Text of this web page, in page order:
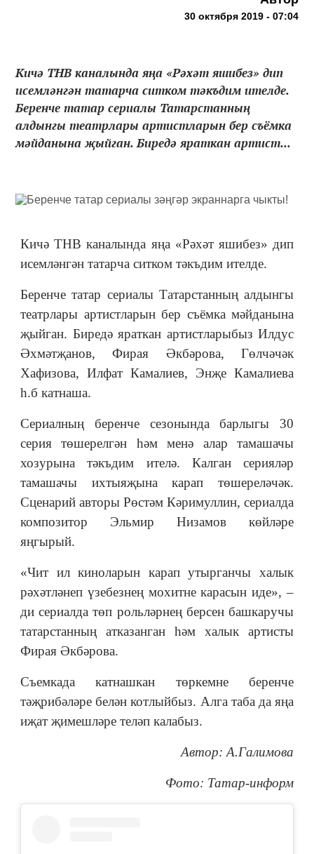
30 октября 2019 - 07:04
Кичә ТНВ каналында яңа «Рәхәт яшибез» дип
исемләнгән татарча ситком тәкъдим ителде.
Беренче татар сериалы Татарстанның
алдынгы театрлары артистларын бер съёмка
мәйданына җыйган. Биредә яраткан артист...
Кичә ТНВ каналында яңа «Рәхәт яшибез» дип
исемләнгән татарча ситком тәкъдим ителде.
Беренче татар сериалы Татарстанның алдынгы
театрлары артистларын бер съёмка мәйданына
җыйган. Биредә яраткан артистларыбыз Илдус
Әхмәтҗанов, Фирая Әкбәрова, Гөлчәчәк
Хафизова, Илфат Камалиев, Энҗе Камалиева
һ.б катнаша.
Сериалның беренче сезонында барлыгы 30
серия төшерелгән һәм менә алар тамашачы
хозурына тәкъдим ителә. Калган серияләр
тамашачы ихтыяҗына карап төшереләчәк.
Сценарий авторы Рөстәм Кәримуллин, сериалда
композитор Эльмир Низамов көйләре
яңгырый.
«Чит ил киноларын карап утырганчы халык
рәхәтләнеп үзебезнең мохитне карасын иде», –
ди сериалда төп рольләрнең берсен башкаручы
татарстанның атказанган һәм халык артисты
Фирая Әкбәрова.
Съемкада катнашкан төркемне беренче
тәҗрибәләре белән котлыйбыз. Алга таба да яңа
иҗат җимешләре теләп калабыз.
Автор: А.Галимова
Фото: Татар-информ